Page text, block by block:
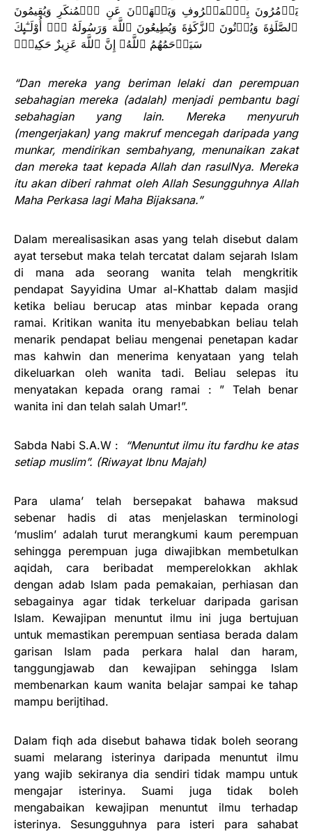
يَأۡمُرُونَ بِٱلۡمَعۡرُوفِ وَيَنۡهَوۡنَ عَنِ ٱلۡمُنكَرِ وَيُقِيمُونَ
ٱلصَّلَوٰةَ وَيُؤۡتُونَ ٱلزَّكَوٰةَ وَيُطِيعُونَ ٱللَّهَ وَرَسُولَهُ ۥۤ‌ۚ أُوْلَـٰٓٮِٕكَ
سَيَرۡحَمُهُمُ ٱللَّهُ‌ۗ إِنَّ ٱللَّهَ عَزِيزٌ حَكِيمٌ۬
“Dan mereka yang beriman lelaki dan perempuan
sebahagian mereka (adalah) menjadi pembantu bagi
sebahagian yang lain. Mereka menyuruh
(mengerjakan) yang makruf mencegah daripada yang
munkar, mendirikan sembahyang, menunaikan zakat
dan mereka taat kepada Allah dan rasulNya. Mereka
itu akan diberi rahmat oleh Allah Sesungguhnya Allah
Maha Perkasa lagi Maha Bijaksana.”
Dalam merealisasikan asas yang telah disebut dalam
ayat tersebut maka telah tercatat dalam sejarah Islam
di mana ada seorang wanita telah mengkritik
pendapat Sayyidina Umar al-Khattab dalam masjid
ketika beliau berucap atas minbar kepada orang
ramai. Kritikan wanita itu menyebabkan beliau telah
menarik pendapat beliau mengenai penetapan kadar
mas kahwin dan menerima kenyataan yang telah
dikeluarkan oleh wanita tadi. Beliau selepas itu
menyatakan kepada orang ramai : ” Telah benar
wanita ini dan telah salah Umar!”.
Sabda Nabi S.A.W :
“Menuntut ilmu itu fardhu ke atas
setiap muslim”. (Riwayat Ibnu Majah)
Para ulama’ telah bersepakat bahawa maksud
sebenar hadis di atas menjelaskan terminologi
‘muslim’ adalah turut merangkumi kaum perempuan
sehingga perempuan juga diwajibkan membetulkan
aqidah, cara beribadat memperelokkan akhlak
dengan adab Islam pada pemakaian, perhiasan dan
sebagainya agar tidak terkeluar daripada garisan
Islam. Kewajipan menuntut ilmu ini juga bertujuan
untuk memastikan perempuan sentiasa berada dalam
garisan Islam pada perkara halal dan haram,
tanggungjawab dan kewajipan sehingga Islam
membenarkan kaum wanita belajar sampai ke tahap
mampu berijtihad.
Dalam fiqh ada disebut bahawa tidak boleh seorang
suami melarang isterinya daripada menuntut ilmu
yang wajib sekiranya dia sendiri tidak mampu untuk
mengajar isterinya. Suami juga tidak boleh
mengabaikan kewajipan menuntut ilmu terhadap
isterinya. Sesungguhnya para isteri para sahabat